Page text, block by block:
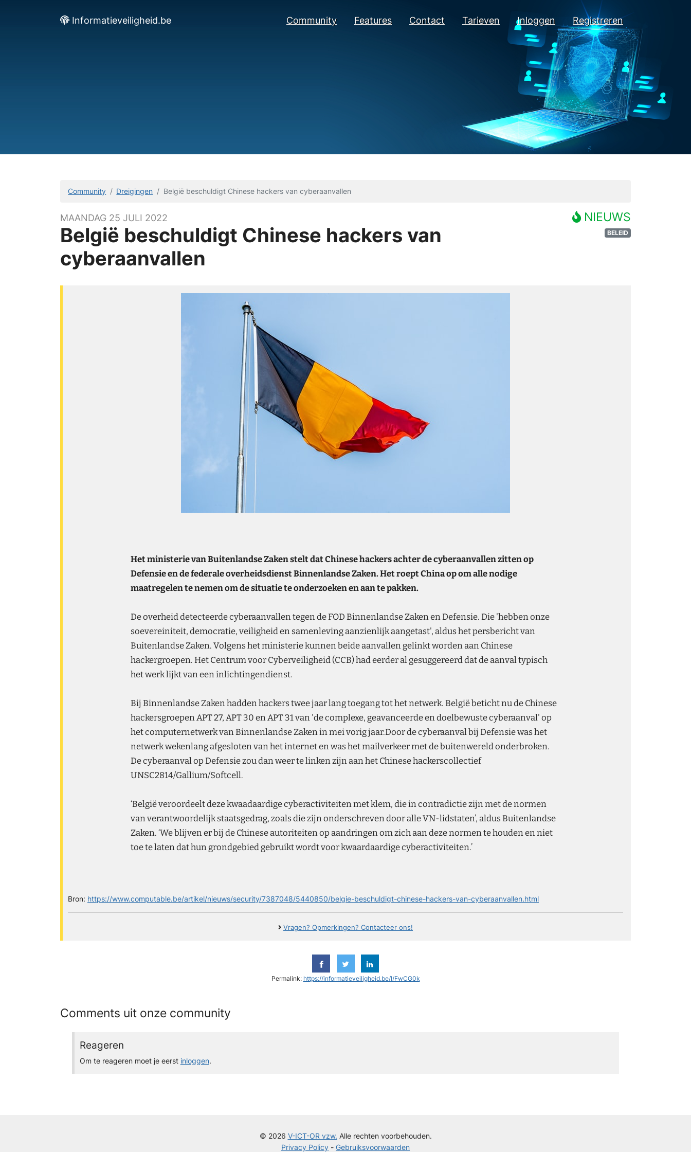
Informatieveiligheid.be Community Features Contact Tarieven Inloggen Registreren
Community Dreigingen België beschuldigt Chinese hackers van cyberaanvallen
NIEUWS
BELEID
MAANDAG 25 JULI 2022
België beschuldigt Chinese hackers van
cyberaanvallen
Het ministerie van Buitenlandse Zaken stelt dat Chinese hackers achter de cyberaanvallen zitten op
Defensie en de federale overheidsdienst Binnenlandse Zaken. Het roept China op om alle nodige
maatregelen te nemen om de situatie te onderzoeken en aan te pakken.
De overheid detecteerde cyberaanvallen tegen de FOD Binnenlandse Zaken en Defensie. Die 'hebben onze
soevereiniteit, democratie, veiligheid en samenleving aanzienlijk aangetast', aldus het persbericht van
Buitenlandse Zaken. Volgens het ministerie kunnen beide aanvallen gelinkt worden aan Chinese
hackergroepen. Het Centrum voor Cyberveiligheid (CCB) had eerder al gesuggereerd dat de aanval typisch
het werk lijkt van een inlichtingendienst.
Bij Binnenlandse Zaken hadden hackers twee jaar lang toegang tot het netwerk. België beticht nu de Chinese
hackersgroepen APT 27, APT 30 en APT 31 van 'de complexe, geavanceerde en doelbewuste cyberaanval' op
het computernetwerk van Binnenlandse Zaken in mei vorig jaar.Door de cyberaanval bij Defensie was het
netwerk wekenlang afgesloten van het internet en was het mailverkeer met de buitenwereld onderbroken.
De cyberaanval op Defensie zou dan weer te linken zijn aan het Chinese hackerscollectief
UNSC2814/Gallium/Softcell.
‘België veroordeelt deze kwaadaardige cyberactiviteiten met klem, die in contradictie zijn met de normen
van verantwoordelijk staatsgedrag, zoals die zijn onderschreven door alle VN-lidstaten’, aldus Buitenlandse
Zaken. ‘We blijven er bij de Chinese autoriteiten op aandringen om zich aan deze normen te houden en niet
toe te laten dat hun grondgebied gebruikt wordt voor kwaardaardige cyberactiviteiten.’
Bron: https://www.computable.be/artikel/nieuws/security/7387048/5440850/belgie-beschuldigt-chinese-hackers-van-cyberaanvallen.html
Vragen? Opmerkingen? Contacteer ons!
Permalink: https://informatieveiligheid.be/l/FwCG0k
Comments uit onze community
Reageren
Om te reageren moet je eerst inloggen.
© 2026 V-ICT-OR vzw. Alle rechten voorbehouden.
Privacy Policy - Gebruiksvoorwaarden